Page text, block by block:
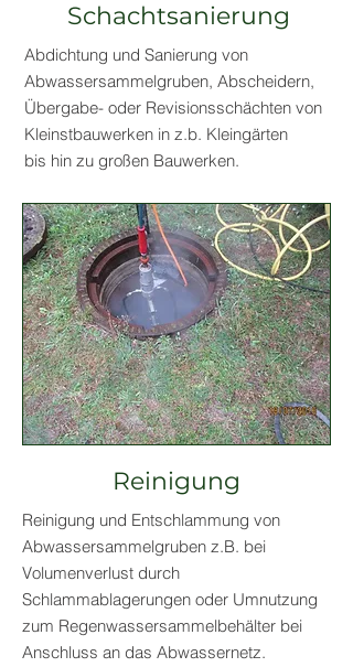
Schachtsanierung
Abdichtung und Sanierung von
Abwassersammelgruben, Abscheidern,
Übergabe- oder Revisionsschächten von
Kleinstbauwerken in z.b. Kleingärten
bis hin zu großen Bauwerken.
Reinigung
Reinigung und Entschlammung von
Abwassersammelgruben z.B. bei
Volumenverlust durch
Schlammablagerungen oder Umnutzung
zum Regenwassersammelbehälter bei
Anschluss an das Abwassernetz.